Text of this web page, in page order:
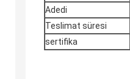
Adedi
Teslimat süresi
sertifika